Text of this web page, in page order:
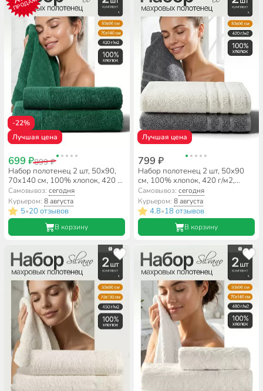
ПРОДАЖ
-22%
Лучшая цена
699 ₽899 ₽
Набор полотенец 2 шт, 50х90,
70х140 см, 100% хлопок, 420 г/
м2, Silvano, Мореска, темно-
зеленый, Узбекистан
Самовывоз:сегодня
Курьером:8 августа
5•20 отзывов
В корзину
Лучшая цена
799 ₽
Набор полотенец 2 шт, 50х90
см, 100% хлопок, 420 г/м2,
Silvano, Агат, молочный, серый,
Узбекистан
Самовывоз: сегодня
Курьером: 8 августа
4.8•18 отзывов
В корзину